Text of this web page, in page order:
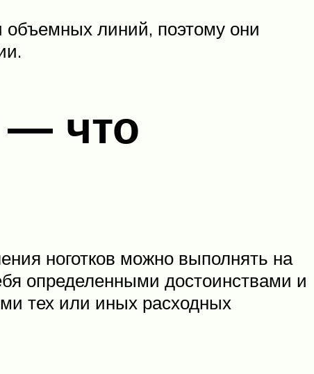
объемных линий, поэтому они
— что
ноготков можно выполнять на
определенными достоинствами и
тех или иных расходных